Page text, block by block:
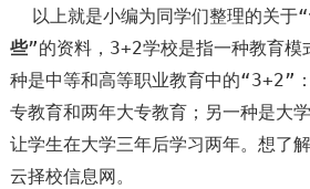
以上就是小编为同学们整理的关于“
些”的资料，3+2学校是指一种教育模
种是中等和高等职业教育中的“3+2”
专教育和两年大专教育；另一种是大
让学生在大学三年后学习两年。想了
云择校信息网。